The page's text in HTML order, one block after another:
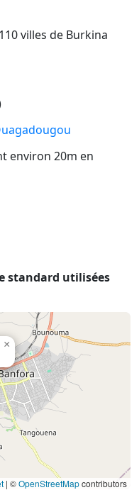
villes de Burkina
environ 20m en
standard utilisées
×
| ©OpenStreetMapcontributors